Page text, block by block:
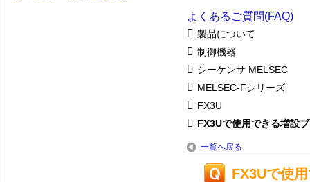
よくあるご質問(FAQ)
製品について
制御機器
シーケンサ MELSEC
MELSEC-Fシリーズ
FX3U
FX3Uで使用できる増設
一覧へ戻る
FX3Uで使